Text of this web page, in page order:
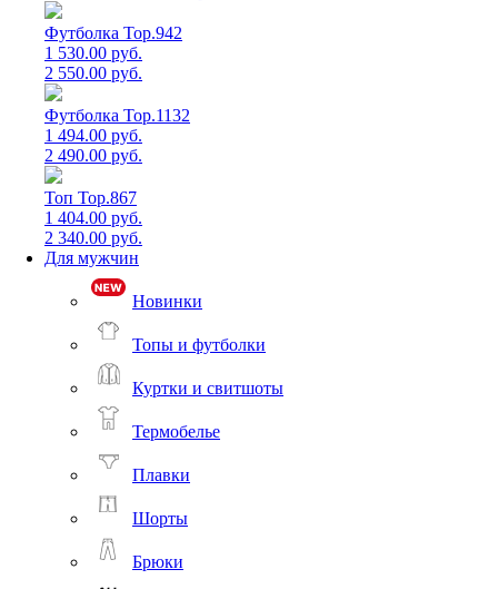
Футболка Top.942
1 530.00 руб.
2 550.00 руб.
Футболка Top.1132
1 494.00 руб.
2 490.00 руб.
Топ Top.867
1 404.00 руб.
2 340.00 руб.
Для мужчин
Новинки
Топы и футболки
Куртки и свитшоты
Термобелье
Плавки
Шорты
Брюки